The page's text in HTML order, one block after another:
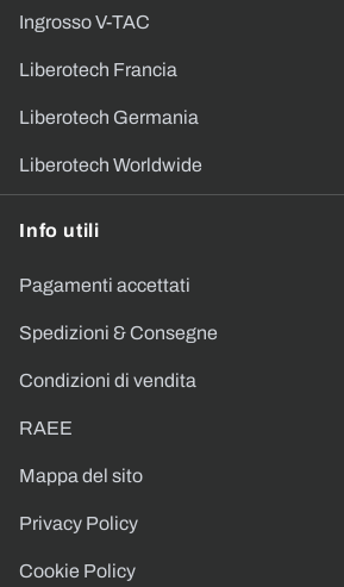
Ingrosso V-TAC
Liberotech Francia
Liberotech Germania
Liberotech Worldwide
Info utili
Pagamenti accettati
Spedizioni & Consegne
Condizioni di vendita
RAEE
Mappa del sito
Privacy Policy
Cookie Policy